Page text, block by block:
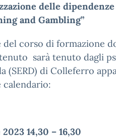
delle dipendenze
and Gambling”
del corso di formazione
sarà tenuto dagli
(SERD) di Colleferro
calendario:
14,30 – 16,30